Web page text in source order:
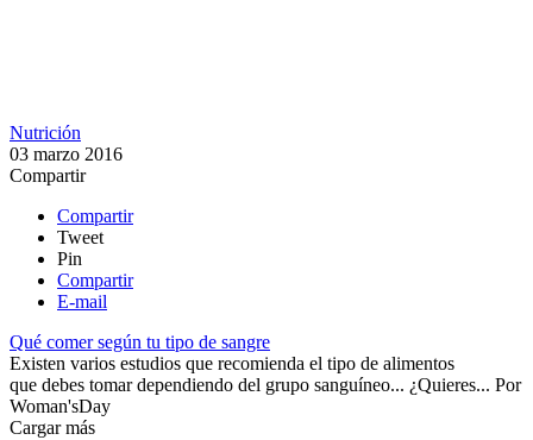
Nutrición
03 marzo 2016
Compartir
Compartir
Tweet
Pin
Compartir
E-mail
Qué comer según tu tipo de sangre
Existen varios estudios que recomienda el tipo de alimentos
que debes tomar dependiendo del grupo sanguíneo... ¿Quieres... Por
Woman'sDay
Cargar más